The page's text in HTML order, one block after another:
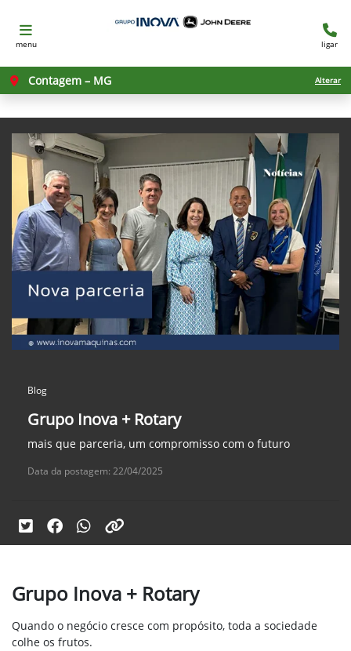
menu ligar
Contagem – MG Alterar
Blog
Grupo Inova + Rotary
mais que parceria, um compromisso com o futuro
Data da postagem: 22/04/2025
Grupo Inova + Rotary
Quando o negócio cresce com propósito, toda a sociedade
colhe os frutos.